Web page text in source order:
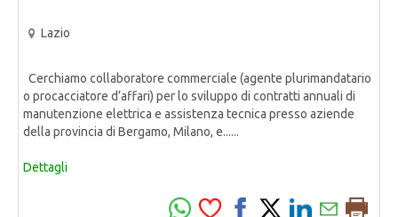
Lazio
Cerchiamo collaboratore commerciale (agente plurimandatario
o procacciatore d’affari) per lo sviluppo di contratti annuali di
manutenzione elettrica e assistenza tecnica presso aziende
della provincia di Bergamo, Milano, e......
Dettagli